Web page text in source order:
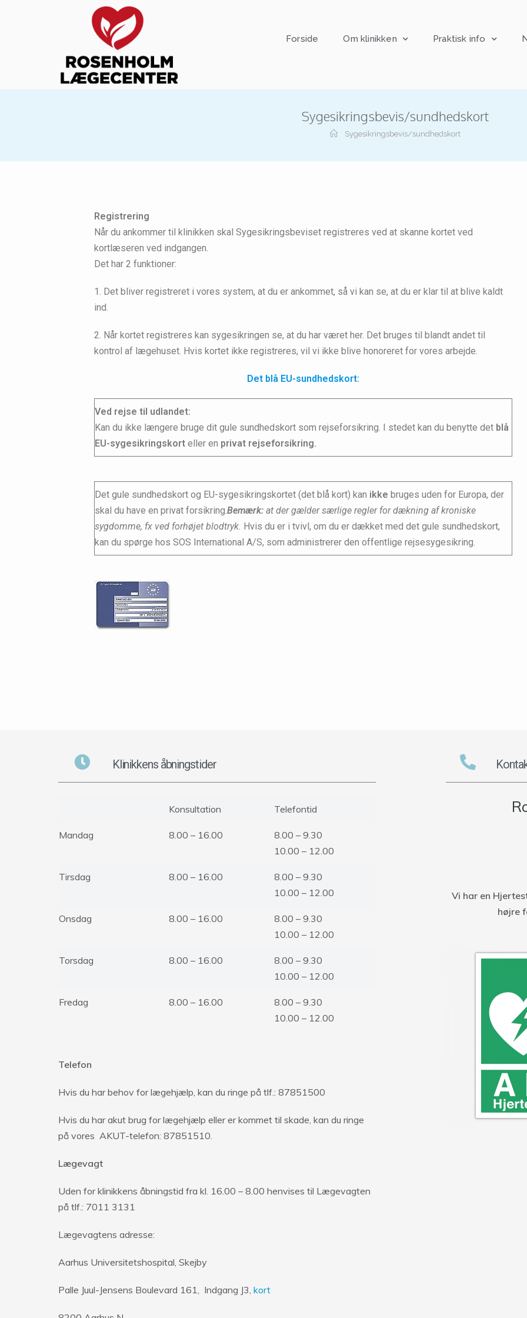
Forside Om klinikken Praktisk info
Sygesikringsbevis/sundhedskort
Sygesikringsbevis/sundhedskort
Registrering
Når du ankommer til klinikken skal Sygesikringsbeviset registreres ved at skanne kortet ved
kortlæseren ved indgangen.
Det har 2 funktioner:
1. Det bliver registreret i vores system, at du er ankommet, så vi kan se, at du er klar til at blive kaldt
ind.
2. Når kortet registreres kan sygesikringen se, at du har været her. Det bruges til blandt andet til
kontrol af lægehuset. Hvis kortet ikke registreres, vil vi ikke blive honoreret for vores arbejde.
Det blå EU-sundhedskort:
Ved rejse til udlandet:
Kan du ikke længere bruge dit gule sundhedskort som rejseforsikring. I stedet kan du benytte det blå
EU-sygesikringskort eller en privat rejseforsikring.
Det gule sundhedskort og EU-sygesikringskortet (det blå kort) kan ikke bruges uden for Europa, der
skal du have en privat forsikring.Bemærk: at der gælder særlige regler for dækning af kroniske
sygdomme, fx ved forhøjet blodtryk. Hvis du er i tvivl, om du er dækket med det gule sundhedskort,
kan du spørge hos SOS International A/S, som administrerer den offentlige rejsesygesikring.
Klinikkens åbningstider
Konsultation Telefontid
Mandag 8.00 – 16.00
8.00 – 9.30
10.00 – 12.00
Tirsdag 8.00 – 16.00
8.00 – 9.30
10.00 – 12.00
Onsdag 8.00 – 16.00
8.00 – 9.30
10.00 – 12.00
Torsdag 8.00 – 16.00
8.00 – 9.30
10.00 – 12.00
Fredag 8.00 – 16.00
8.00 – 9.30
10.00 – 12.00
Telefon
Hvis du har behov for lægehjælp, kan du ringe på tlf.: 87851500
Hvis du har akut brug for lægehjælp eller er kommet til skade, kan du ringe
på vores AKUT-telefon: 87851510.
Lægevagt
Uden for klinikkens åbningstid fra kl. 16.00 – 8.00 henvises til Lægevagten
på tlf.: 7011 3131
Lægevagtens adresse:
Aarhus Universitetshospital, Skejby
Palle Juul-Jensens Boulevard 161, Indgang J3, kort
Vi har en
højre